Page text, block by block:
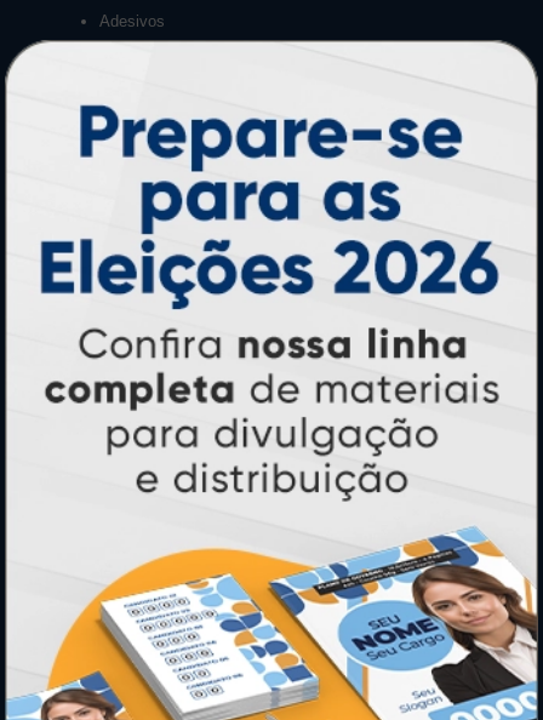
Adesivos
Cartão de Visita
Folder, Flyer e Panfleto
Banners e Lonas
Calendários 2027
PAGUE COM
* Pagamento com cartão de crédito terá valor adicional.
** Pagamentos a prazo poderão ter acréscimo.
*** Nota fiscal sujeita a emissão de acordo com prestador de
serviço, conforme legislação pertinente.
PARTICIPE